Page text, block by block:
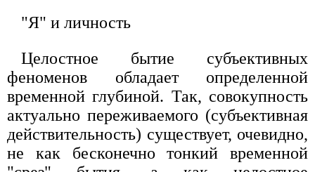
"Я" и личность
Целостное бытие субъективных
феноменов обладает определенной
временной глубиной. Так, совокупность
актуально переживаемого (субъективная
действительность) существует, очевидно,
не как бесконечно тонкий временной